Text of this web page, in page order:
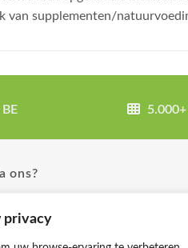
privacy
van supplementen/
ons?